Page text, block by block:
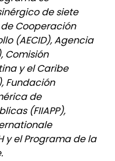
de siete
Cooperación
(AECID), Agencia
Comisión
y el Caribe
Fundación
de
(FIIAPP),
y el Programa de la